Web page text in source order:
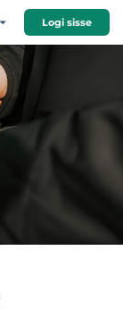
Logi sisse